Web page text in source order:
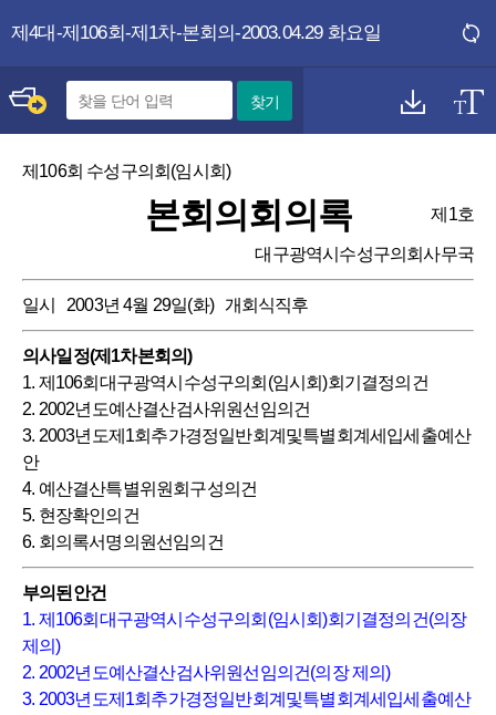
제4대-제106회-제1차-본회의-2003.04.29 화요일
찾기
제106회 수성구의회(임시회)
본회의회의록 제1호
대구광역시수성구의회사무국
일시 2003년 4월 29일(화) 개회식직후
의사일정(제1차본회의)
1. 제106회대구광역시수성구의회(임시회)회기결정의건
2. 2002년도예산결산검사위원선임의건
3. 2003년도제1회추가경정일반회계및특별회계세입세출예산
안
4. 예산결산특별위원회구성의건
5. 현장확인의건
6. 회의록서명의원선임의건
부의된안건
1. 제106회대구광역시수성구의회(임시회)회기결정의건(의장
제의)
2. 2002년도예산결산검사위원선임의건(의장 제의)
3. 2003년도제1회추가경정일반회계및특별회계세입세출예산